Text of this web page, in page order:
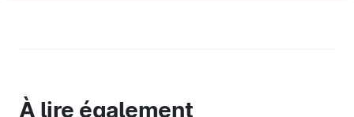
À lire également